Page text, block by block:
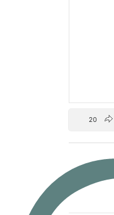
20